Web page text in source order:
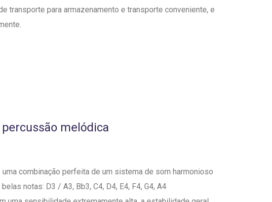
transporte para armazenamento e transporte conveniente, e
melódica
combinação perfeita de um sistema de som harmonioso
notas: D3 / A3, Bb3, C4, D4, E4, F4, G4, A4